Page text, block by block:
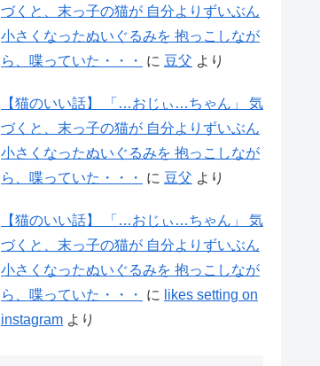
づくと、末っ子の猫が 自分よりずいぶん
小さくなったぬいぐるみを 抱っこしなが
ら、喋っていた・・・
に 豆父 より
【猫のいい話】 「…おじぃ…ちゃん」 気
づくと、末っ子の猫が 自分よりずいぶん
小さくなったぬいぐるみを 抱っこしなが
ら、喋っていた・・・
に 豆父 より
【猫のいい話】 「…おじぃ…ちゃん」 気
づくと、末っ子の猫が 自分よりずいぶん
小さくなったぬいぐるみを 抱っこしなが
ら、喋っていた・・・
に
likes setting on
instagram より